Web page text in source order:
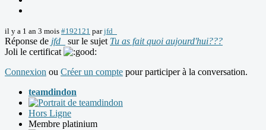
il y a 1 an 3 mois #192121 parjfd_
Réponse de jfd_ sur le sujet Tu as fait quoi aujourd'hui???
Joli le certificat
Connexion ou Créer un compte pour participer à la conversation.
teamdindon
Hors Ligne
Membre platinium